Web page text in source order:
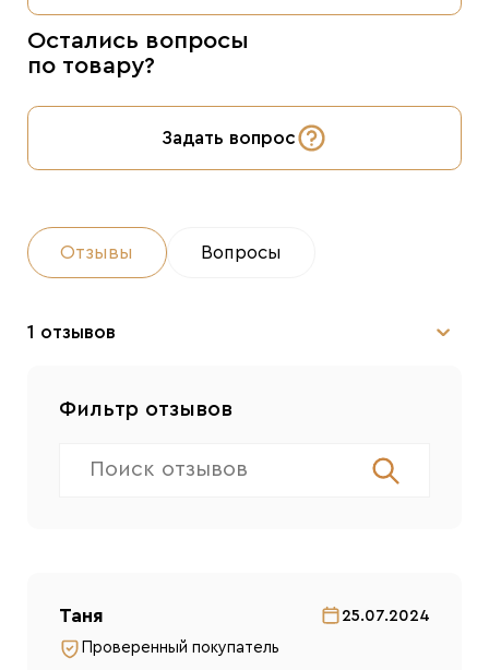
Остались вопросы
по товару?
Задать вопрос
Отзывы Вопросы
1 отзывов
Фильтр отзывов
Таня
Проверенный покупатель
25.07.2024